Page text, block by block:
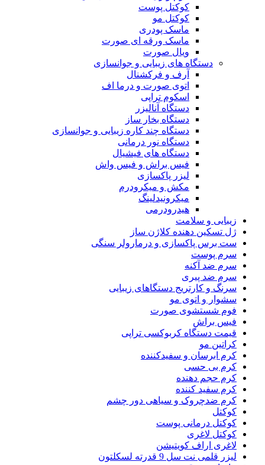
کوکتل پوست
کوکتل مو
ماسک پودری
ماسک ورقه ای صورت
ویال صورت
دستگاه های زیبایی و جوانسازی
آرف و فرکشنال
اتوی صورت و درما اف
اسکوم تراپی
دستگاه آنالیزر
دستگاه بخار ساز
دستگاه چند کاره زیبایی و جوانسازی
دستگاه نور درمانی
دستگاه های فیشیال
فیس براش و فیس واش
لیزر پاکسازی
مکش و میکرودرم
میکرونیدلینگ
هیدرودرمی
زیبایی و سلامت
ژل تسکین دهنده کلاژن ساز
ست برس پاکسازی و درمارولر سنگی
سرم پوست
سرم ضد آکنه
سرم ضد پیری
سرنگ و کارتریج دستگاهای زیبایی
سشوار و اتوی مو
فوم شستشوی صورت
فیس براش
قیمت دستگاه کربوکسی تراپی
کراتین مو
کرم ابرسان و سفیدکننده
کرم بی حسی
کرم حجم دهنده
کرم سفید کننده
کرم ضدچروک و سیاهی دور چشم
کوکتل
کوکتل درمانی پوست
کوکتل لاغری
لاغری اراف کویتیشن
لیزر قلمی نت سل 9 قدرته لسکلتون